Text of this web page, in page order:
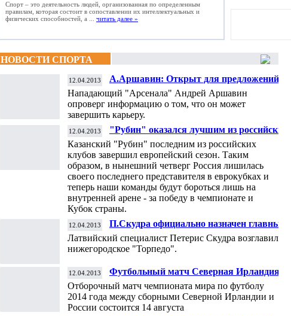
Спорт – это деятельность людей, организованная по определенным
правилам, которая состоит в сопоставлении их интеллектуальных и
физических способностей, а ... читать далее »
НОВОСТИ СПОРТА
12.04.2013
А.Аршавин: Открыт для предложений из
Англии, Испании, Германии и России
Нападающий "Арсенала" Андрей Аршавин
опроверг информацию о том, что он может
завершить карьеру.
12.04.2013
"Рубин" оказался лучшим из российских
клубов на евроарене
Казанский "Рубин" последним из российских
клубов завершил европейский сезон. Таким
образом, в нынешний четверг Россия лишилась
своего последнего представителя в еврокубках и
теперь наши команды будут бороться лишь на
внутренней арене - за победу в чемпионате и
Кубок страны.
12.04.2013
П.Скудра официально назначен главным
тренером "Торпедо"
Латвийский специалист Петерис Скудра возглавил
нижегородское "Торпедо".
12.04.2013
Футбольный матч Северная Ирландия -
Россия состоится 14 августа - ФИФА
Отборочный матч чемпионата мира по футболу
2014 года между сборными Северной Ирландии и
России состоится 14 августа